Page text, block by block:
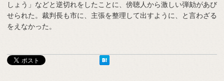
しょう」などと逆切れをしたことに、傍聴人から激しい弾劾があび
せられた。裁判長も市に、主張を整理して出すように、と言わざる
をえなかった。